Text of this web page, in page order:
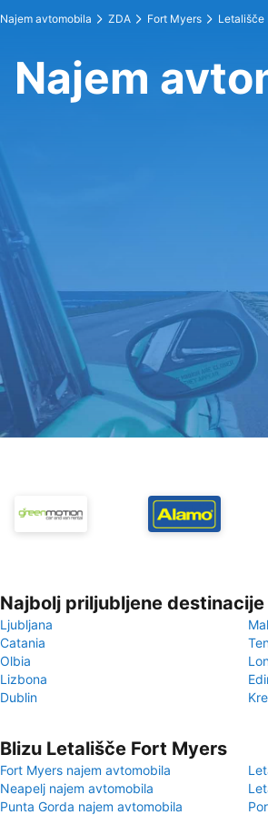
Najem avtomobila ZDA Fort Myers Letališče
Najem
Najbolj priljubljene
Ljubljana
Catania
Olbia
Lizbona
Dublin
Blizu Letališče Fort Myers
Fort Myers najem avtomobila
Neapelj najem avtomobila
Punta Gorda najem avtomobila